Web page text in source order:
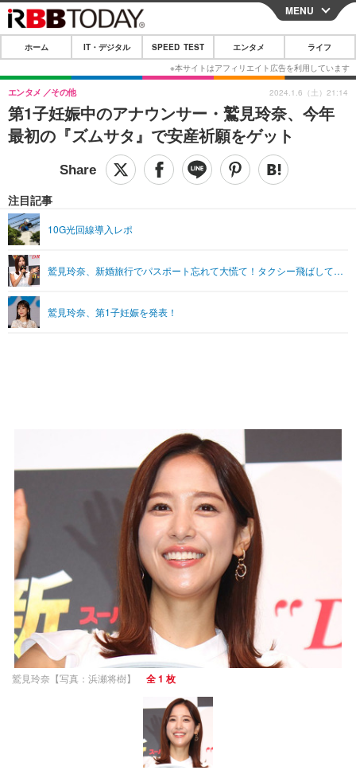
CLOSE
ホーム
IT・デジタル
IT・デジタルTOP スマートフォン
ガジェット・ツール
ショッピング その他
SPEED TEST
エンタメTOP 映画・ドラマ
グラビア ブログ
ショッピング
ライフTOP
リリース一覧
プッシュ通知の停止方法
MENU
ホーム IT・デジタル SPEED TEST エンタメ ライフ
第1子妊娠中のアナウンサー・鷲見玲奈、今年
最初の『ズムサタ』で安産祈願をゲット
エンタメ その他
注目記事
10G光回線導入レポ
鷲見玲奈、新婚旅行でパスポート忘れて大慌て！タクシー飛ばして…
鷲見玲奈、第1子妊娠を発表！
2024.1.6（土）21:14
鷲見玲奈【写真：浜瀬将樹】 全 1 枚